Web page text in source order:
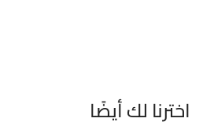
اخترنا لك أيضًا